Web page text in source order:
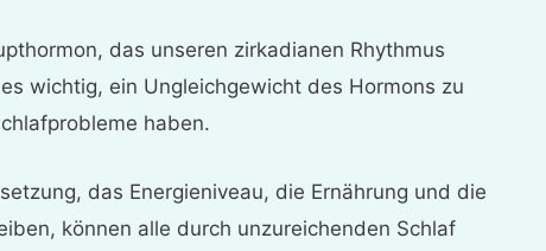
das unseren zirkadianen Rhythmus
wichtig, ein Ungleichgewicht des Hormons zu
haben.
das Energieniveau, die Ernährung und die
können alle durch unzureichenden Schlaf